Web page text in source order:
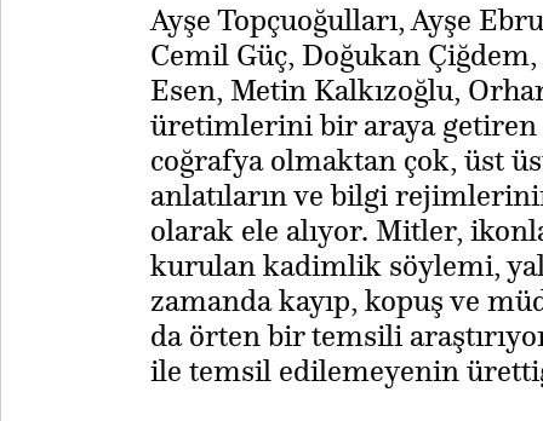
Ayşe Topçuoğulları, Ayşe
Cemil Güç, Doğukan
Esen, Metin Kalkızoğlu,
üretimlerini bir araya getiren
coğrafya olmaktan çok, üst
anlatıların ve bilgi
olarak ele alıyor. Mitler,
kurulan kadimlik söylemi,
zamanda kayıp, kopuş ve
da örten bir temsili
ile temsil edilemeyenin